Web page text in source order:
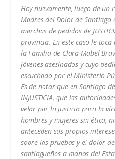
Hoy nuevamente, luego de un
Madres del Dolor de Santiago
marchas de pedidos de
provincia. En este caso le
la Familia de Clara Mabel
jóvenes asesinados y cuyo
escuchado por el Ministerio
Es de notar que en Santiago
INJUSTICIA, que las
velar por la justicia para la
hombres y mujeres sin ética,
anteceden sus propios
sobre las pruebas y el dolor
santiagueños a manos del